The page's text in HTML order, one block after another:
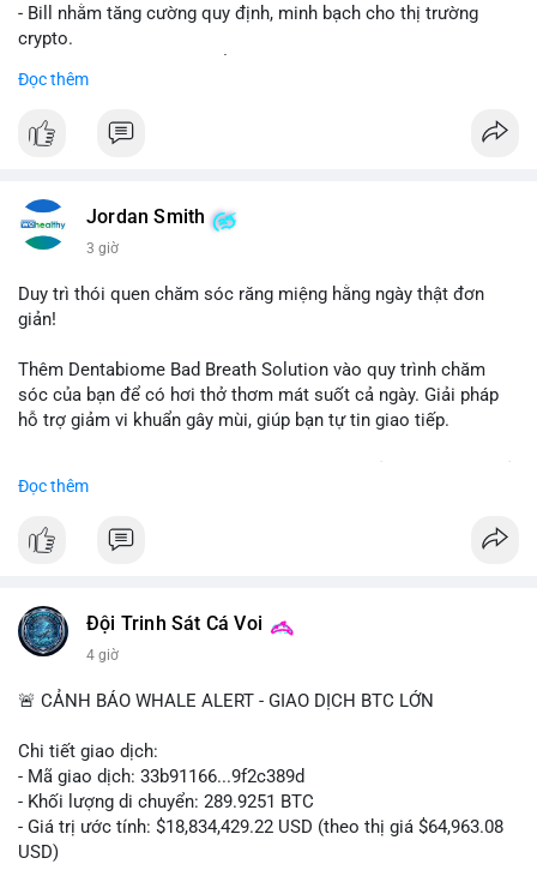
- Bill nhằm tăng cường quy định, minh bạch cho thị trường
crypto.
- Bill có thể ảnh hưởng pháp lý, hoạt động của các đồng tiền kỹ
$btc $eth
#vlikevn #titanbot
Đọc thêm
Jordan Smith
3 giờ
Duy trì thói quen chăm sóc răng miệng hằng ngày thật đơn
giản!
Thêm Dentabiome Bad Breath Solution vào quy trình chăm
sóc của bạn để có hơi thở thơm mát suốt cả ngày. Giải pháp
hỗ trợ giảm vi khuẩn gây mùi, giúp bạn tự tin giao tiếp.
lớn cho nụ cười khỏe mạnh.
#dentabiome #badbreathsolution
Đọc thêm
Đội Trinh Sát Cá Voi
4 giờ
🚨 CẢNH BÁO WHALE ALERT - GIAO DỊCH BTC LỚN
Chi tiết giao dịch:
- Mã giao dịch: 33b91166...9f2c389d
- Khối lượng di chuyển: 289.9251 BTC
- Giá trị ước tính: $18,834,429.22 USD (theo thị giá $64,963.08
USD)